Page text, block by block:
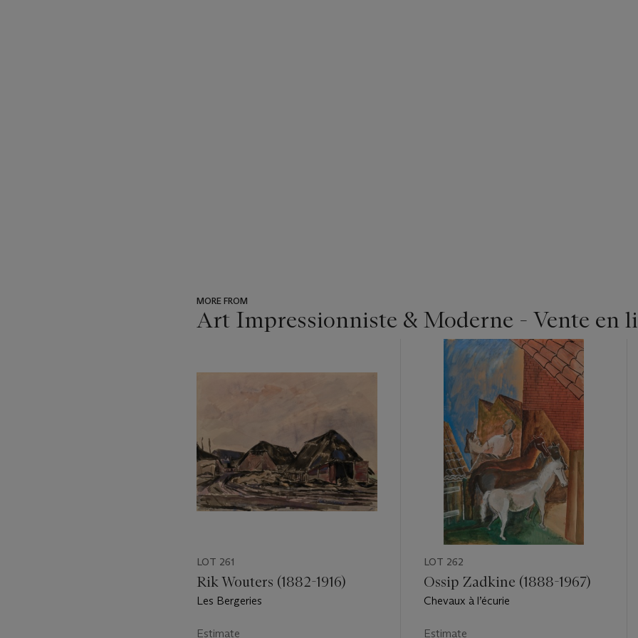
MORE FROM
Art Impressionniste & Moderne - Vente en
item_current_of_total_txt
LOT 261
Rik Wouters (1882-1916)
Les Bergeries
Estimate
LOT 262
Ossip Zadkine (1888-1967)
Chevaux à l’écurie
Estimate